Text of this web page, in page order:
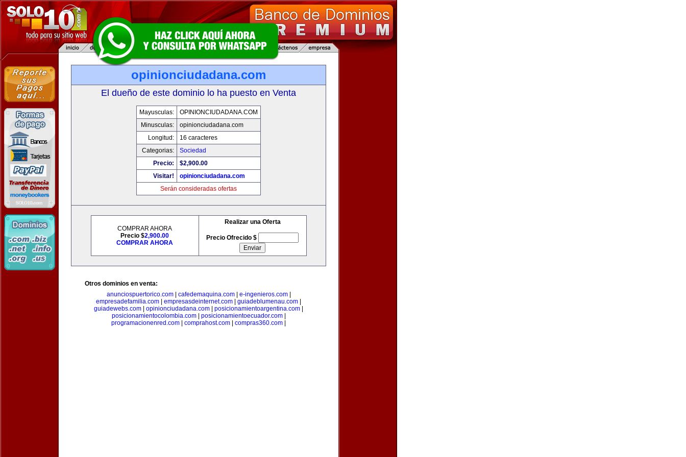
opinionciudadana.com
El dueño de este dominio lo ha puesto en Venta
Mayusculas:
OPINIONCIUDADANA.COM
Minusculas:
opinionciudadana.com
Longitud:
16 caracteres
Categorias:
Sociedad
Precio:
$2,900.00
Visitar!
opinionciudadana.com
Serán consideradas ofertas
COMPRAR AHORA
Precio $2,900.00
COMPRAR AHORA
Realizar una Oferta
Precio Ofrecido $
Otros dominios en venta:
anunciospuertorico.com| cafedemaquina.com| e-ingenieros.com|
empresadefamilia.com
empresasdeinternet.com guiadeblumenau.com
guiadewebs.com
opinionciudadana.com posicionamientoargentina.com
posicionamientocolombia.com| posicionamientoecuador.com|
programacionenred.com
comprahost.com compras360.com